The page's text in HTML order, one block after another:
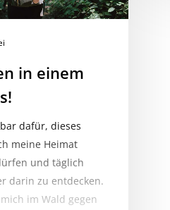
in einem
dafür, dieses
meine Heimat
und täglich
darin zu entdecken.
im Wald gegen